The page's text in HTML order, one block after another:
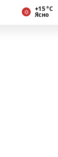
+15 °С
Ясно